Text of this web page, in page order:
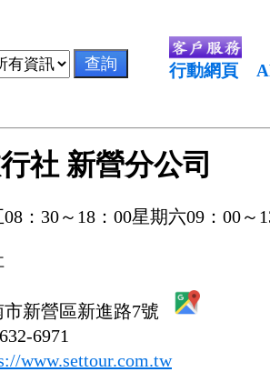
行動網頁
社 新營分公司
：30～18：00星期六09：00～
市新營區新進路7號
6971
www.settour.com.tw